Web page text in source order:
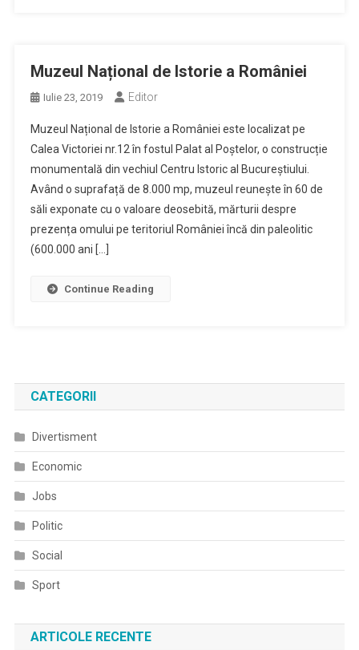
Muzeul Național de Istorie a României
Iulie 23, 2019 Editor
Muzeul Național de Istorie a României este localizat pe
Calea Victoriei nr.12 în fostul Palat al Poștelor, o construcție
monumentală din vechiul Centru Istoric al Bucureștiului.
Având o suprafață de 8.000 mp, muzeul reunește în 60 de
săli exponate cu o valoare deosebită, mărturii despre
prezența omului pe teritoriul României încă din paleolitic
(600.000 ani […]
Continue Reading
CATEGORII
Divertisment
Economic
Jobs
Politic
Social
Sport
ARTICOLE RECENTE